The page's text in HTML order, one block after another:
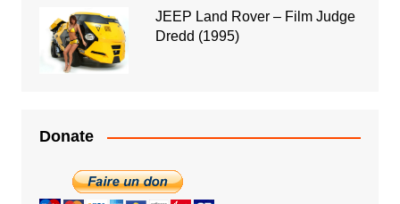
JEEP Land Rover – Film Judge
Dredd (1995)
Donate